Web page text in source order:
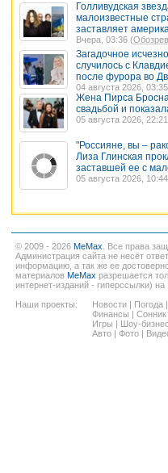
Голливудская
малоизвестные
заставляет
Вчера, 03:36 (
Загадочное
случилось с
после фурора во
04 августа 2026,
Жена Пирса
свадьбой и
05 августа 2026,
"Россияне, вы –
Лиза Глинская
заставшей ее с
05 августа 2026,
© 2009 - 2026 MeMax . Все права
Администрация сайта не несёт
информацию, а так же ее
материалов MeMax разрешается
интернет-изданий - гиперссылки) на
Наши проекты:
Новости | Погода |
Финансы | Сонник
Игры | Шоу-бизнес
Авто | Фото |